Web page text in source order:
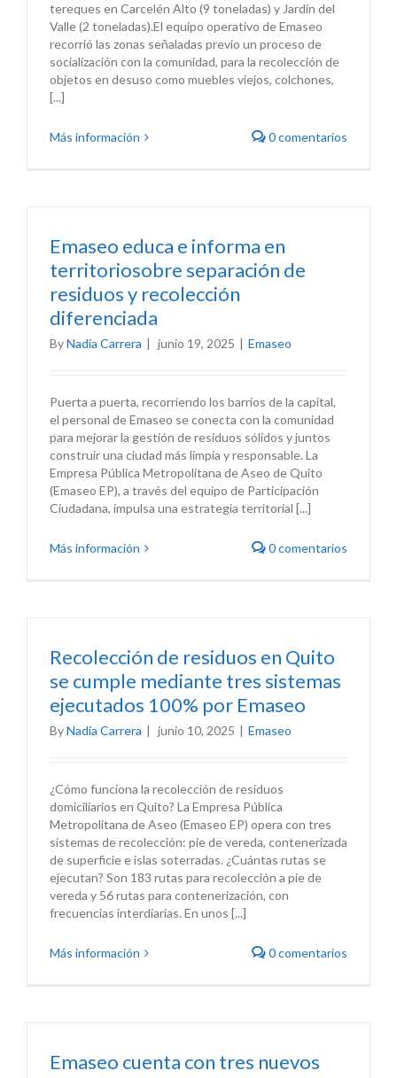
tereques en Carcelén Alto (9 toneladas) y Jardín del
Valle (2 toneladas).El equipo operativo de Emaseo
recorrió las zonas señaladas previo un proceso de
socialización con la comunidad, para la recolección de
objetos en desuso como muebles viejos, colchones,
[...]
Más información 0 comentarios
Emaseo educa e informa en
territoriosobre separación de
residuos y recolección
diferenciada
ByNadia Carrera | junio 19, 2025 | Emaseo
Puerta a puerta, recorriendo los barrios de la capital,
el personal de Emaseo se conecta con la comunidad
para mejorar la gestión de residuos sólidos y juntos
construir una ciudad más limpia y responsable. La
Empresa Pública Metropolitana de Aseo de Quito
(Emaseo EP), a través del equipo de Participación
Ciudadana, impulsa una estrategia territorial [...]
Más información 0 comentarios
Recolección de residuos en Quito
se cumple mediante tres sistemas
ejecutados 100% por Emaseo
ByNadia Carrera | junio 10, 2025 | Emaseo
¿Cómo funciona la recolección de residuos
domiciliarios en Quito? La Empresa Pública
Metropolitana de Aseo (Emaseo EP) opera con tres
sistemas de recolección: pie de vereda, contenerizada
de superficie e islas soterradas. ¿Cuántas rutas se
ejecutan? Son 183 rutas para recolección a pie de
vereda y 56 rutas para contenerización, con
frecuencias interdiarias. En unos [...]
Más información 0 comentarios
Emaseo cuenta con tres nuevos